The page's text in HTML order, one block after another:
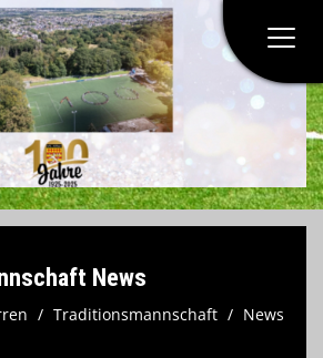
News
Traditionsmannschaft News